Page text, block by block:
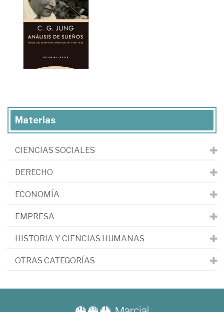
Materias
CIENCIAS SOCIALES
DERECHO
ECONOMÍA
EMPRESA
HISTORIA Y CIENCIAS HUMANAS
OTRAS CATEGORÍAS